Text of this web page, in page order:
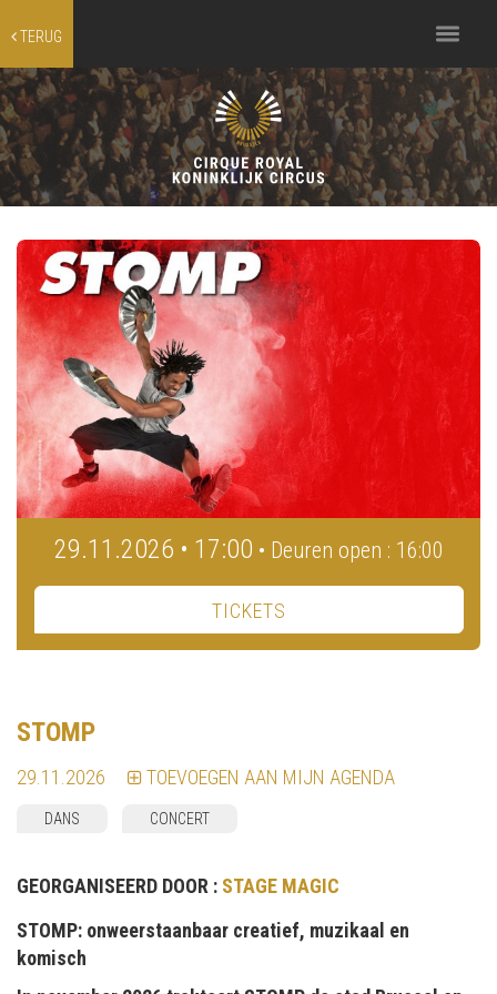
TERUG
Toggle
navigation
29.11.2026 • 17:00 • Deuren open : 16:00
TICKETS
STOMP
29.11.2026 TOEVOEGEN AAN MIJN AGENDA
DANS CONCERT
GEORGANISEERD DOOR : STAGE MAGIC
STOMP: onweerstaanbaar creatief, muzikaal en
komisch